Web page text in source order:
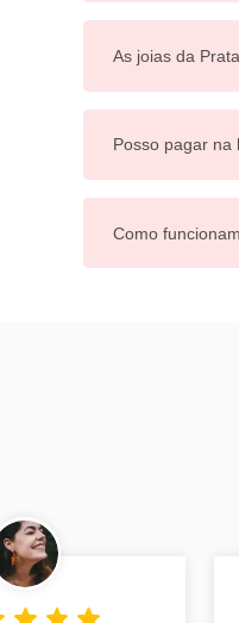
As joias da
Posso pagar na
Como